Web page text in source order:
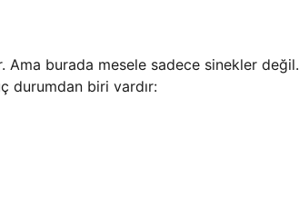
Ama burada mesele sadece sinekler değil.
durumdan biri vardır: